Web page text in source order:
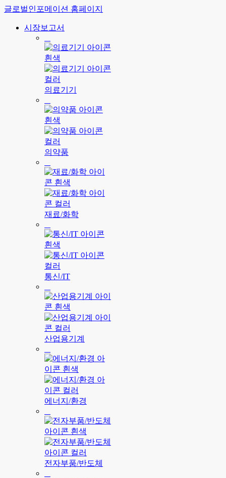
글로벌인포메이션 홈페이지
시장보고서
의료기기
의약품
재료/화학
통신/IT
산업용기계
에너지/환경
전자부품/반도체